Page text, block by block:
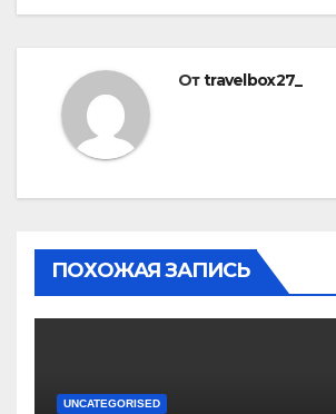
Отtravelbox27_
ПОХОЖАЯ ЗАПИСЬ
UNCATEGORISED